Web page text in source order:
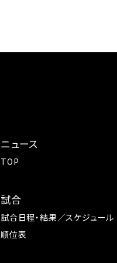
ニュース
TOP
試合
試合日程・結果／スケジュール
順位表